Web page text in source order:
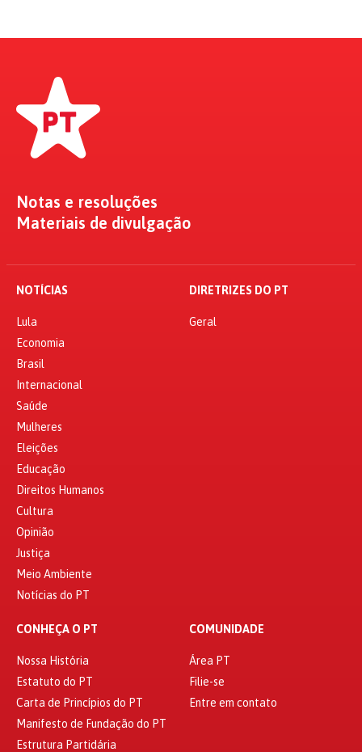
Notas e resoluções
Materiais de divulgação
NOTÍCIAS
Lula
Economia
Brasil
Internacional
Saúde
Mulheres
Eleições
Educação
Direitos Humanos
Cultura
Opinião
Justiça
Meio Ambiente
Notícias do PT
DIRETRIZES DO PT
Geral
CONHEÇA O PT
Nossa História
Estatuto do PT
Carta de Princípios do PT
Manifesto de Fundação do PT
Estrutura Partidária
COMUNIDADE
Área PT
Filie-se
Entre em contato